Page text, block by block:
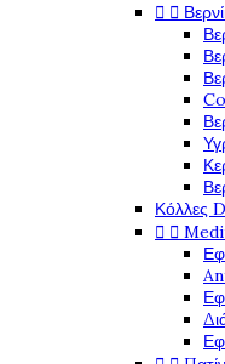
 
Κόλλες
 